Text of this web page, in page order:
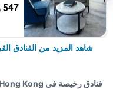
547 ﷼
شاهد المزيد من الفنادق
فنادق رخيصة في Hong Kong